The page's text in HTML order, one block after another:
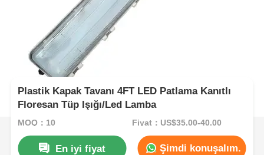
Plastik Kapak Tavanı 4FT LED Patlama Kanıtlı
Floresan Tüp Işığı/Led Lamba
MOQ：10 Fiyat：US$35.00-40.00
En iyi fiyat Şimdi konuşalım.